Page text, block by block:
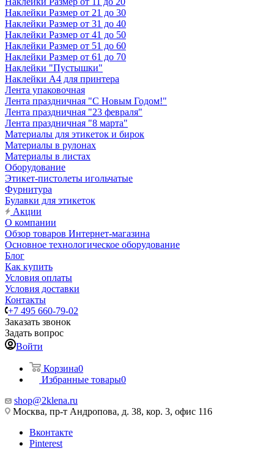
Наклейки Размер от 21 до 30
Наклейки Размер от 31 до 40
Наклейки Размер от 41 до 50
Наклейки Размер от 51 до 60
Наклейки Размер от 61 до 70
Наклейки "Пустышки"
Наклейки А4 для принтера
Лента упаковочная
Лента праздничная "С Новым Годом!"
Лента праздничная "23 февраля"
Лента праздничная "8 марта"
Материалы для этикеток и бирок
Материалы в рулонах
Материалы в листах
Оборудование
Этикет-пистолеты игольчатые
Фурнитура
Булавки для этикеток
Акции
О компании
Обзор товаров Интернет-магазина
Основное технологическое оборудование
Блог
Как купить
Условия оплаты
Условия доставки
Контакты
+7 495 660-79-02
Заказать звонок
Задать вопрос
Войти
Корзина0
Избранные товары0
shop@2klena.ru
Москва, пр-т Андропова, д. 38, кор. 3, офис 116
Вконтакте
Pinterest